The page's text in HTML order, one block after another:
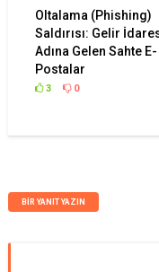
Oltalama (Phishing)
Saldırısı: Gelir
Adına Gelen Sahte E-
Postalar
3 0
BIR YANIT YAZIN